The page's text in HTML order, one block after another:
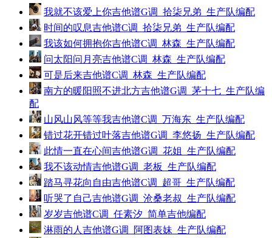
我就不该爱上你吉他谱G调_拾柒兄弟_生产队编配
时间的叹息吉他谱C调_拾柒兄弟_生产队编配
我该如何拥抱你吉他谱C调_林森_生产队编配
问太阳问月亮吉他谱C调_林森_生产队编配
可是后来吉他谱C调_林森_生产队编配
南方的暖阳照不进北方吉他谱G调_茅十七_生产队编
配
山风山风等等我吉他谱C调_万海东_生产队编配
错过花开错过叶落吉他谱G调_李悠扬_生产队编配
此情一直在心间吉他谱G调_花姐_生产队编配
我不该动情吉他谱G调_老板_生产队编配
踏马寻花向自由吉他谱C调_超哥_生产队编配
听哭了自己吉他谱G调_沧桑老叔_生产队编配
岁岁吉他谱C调_任素汐_简单吉他编配
淋雨的人吉他谱G调_阿图表妹_生产队编配